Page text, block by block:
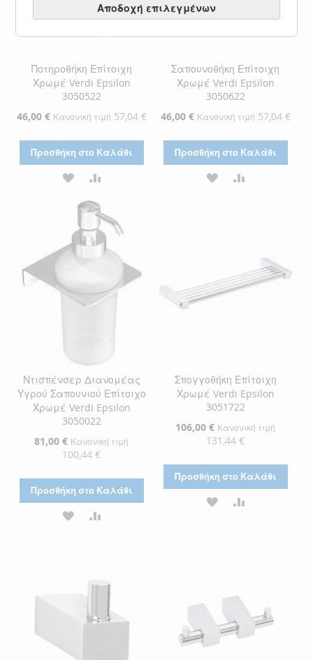
Ποτηροθήκη Επίτοιχη
Χρωμέ Verdi Epsilon
3050522
Ειδική
46,00 € Κανονική τιμή 57,04 €
Προσθήκη στο Καλάθι
ΠΡΟΣΘΉΚΗ
ΣΤΗ
ΛΊΣΤΑ
ΕΠΙΘΥΜΙΏΝ
ΣΎΓΚΡΙΣΗ
Σαπουνοθήκη Επίτοιχη
Χρωμέ Verdi Epsilon
3050622
Ειδική
46,00 € Κανονική τιμή 57,04 €
Προσθήκη στο Καλάθι
ΠΡΟΣΘΉΚΗ
Ντισπένσερ Διανομέας
Υγρού Σαπουνιού Επίτοιχο
Χρωμέ Verdi Epsilon
3050022
Ειδική
81,00 € Κανονική τιμή
100,44 €
Προσθήκη στο Καλάθι
ΠΡΟΣΘΉΚΗ
ΕΠΙΘΥΜΙΏΝ
Σπογγοθήκη Επίτοιχη
Χρωμέ Verdi Epsilon
3051722
Ειδική
106,00 € Κανονική τιμή
131,44 €
Προσθήκη στο Καλάθι
ΠΡΟΣΘΉΚΗ
Αποδοχή επιλεγμένων